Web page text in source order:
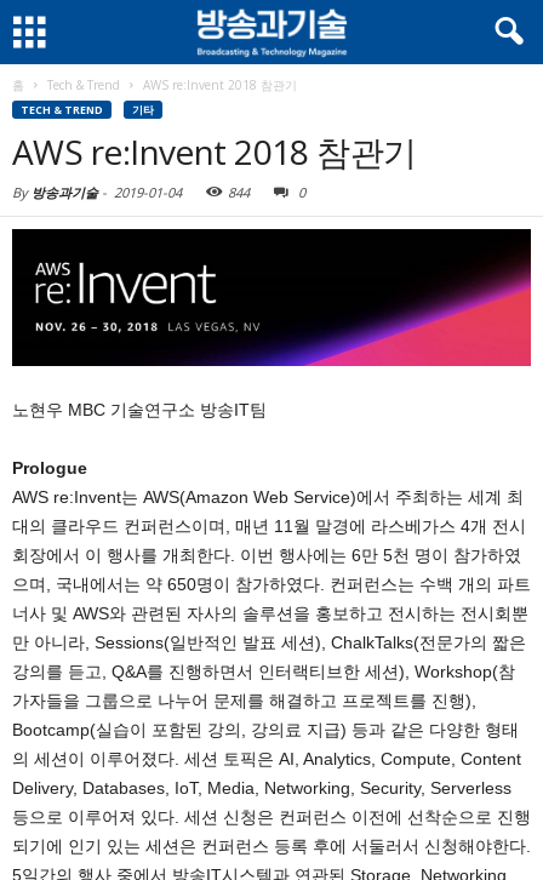
홈 Tech & Trend AWS re:Invent 2018 참관기
TECH & TREND 기타
AWS re:Invent 2018 참관기
By 방송과기술- 2019-01-04 844 0
노현우 MBC 기술연구소 방송IT팀
Prologue
AWS re:Invent는 AWS(Amazon Web Service)에서 주최하는 세계 최
대의 클라우드 컨퍼런스이며, 매년 11월 말경에 라스베가스 4개 전시
회장에서 이 행사를 개최한다. 이번 행사에는 6만 5천 명이 참가하였
으며, 국내에서는 약 650명이 참가하였다. 컨퍼런스는 수백 개의 파트
너사 및 AWS와 관련된 자사의 솔루션을 홍보하고 전시하는 전시회뿐
만 아니라, Sessions(일반적인 발표 세션), ChalkTalks(전문가의 짧은
강의를 듣고, Q&A를 진행하면서 인터랙티브한 세션), Workshop(참
가자들을 그룹으로 나누어 문제를 해결하고 프로젝트를 진행),
Bootcamp(실습이 포함된 강의, 강의료 지급) 등과 같은 다양한 형태
의 세션이 이루어졌다. 세션 토픽은 AI, Analytics, Compute, Content
Delivery, Databases, IoT, Media, Networking, Security, Serverless
등으로 이루어져 있다. 세션 신청은 컨퍼런스 이전에 선착순으로 진행
되기에 인기 있는 세션은 컨퍼런스 등록 후에 서둘러서 신청해야한다.
5일간의 행사 중에서 방송IT시스템과 연관된 Storage, Networking